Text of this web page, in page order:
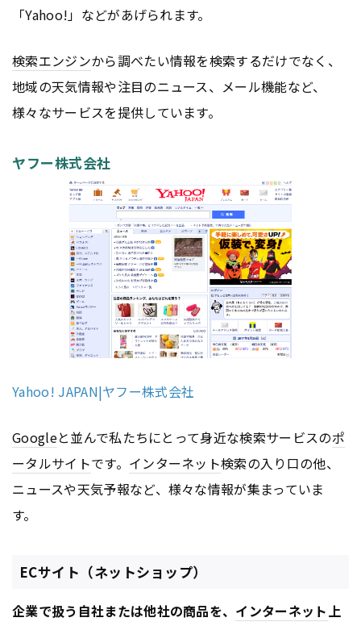
「Yahoo!」などがあげられます。
検索エンジンから調べたい情報を検索するだけでなく、
地域の天気情報や注目のニュース、メール機能など、
様々なサービスを提供しています。
ヤフー株式会社
Yahoo! JAPAN|ヤフー株式会社
Googleと並んで私たちにとって身近な検索サービスのポ
ータルサイトです。 インターネット検索の入り口の他、
ニュースや天気予報など、様々な情報が集まっていま
す。
ECサイト（ネットショップ）
企業で扱う自社または他社の商品を、 インターネット上